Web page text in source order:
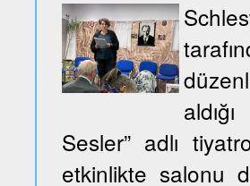
Sesler” adlı
etkinlikte salonu